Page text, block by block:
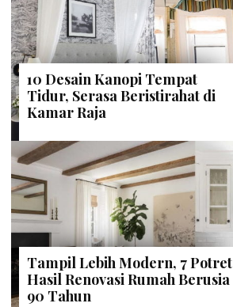
10 Desain Kanopi Tempat
Tidur, Serasa Beristirahat di
Kamar Raja
Tampil Lebih Modern, 7 Potret
Hasil Renovasi Rumah Berusia
90 Tahun